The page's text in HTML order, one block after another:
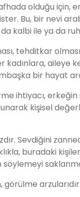
olduğu için,
Bu, bir nevi
kalbi ile ya da
tehditkar
kadınlara, aileye
bir hayat
ihtiyacı,
kişisel
Sevdiğini
buradaki
söylemeyi
arzularıdır.